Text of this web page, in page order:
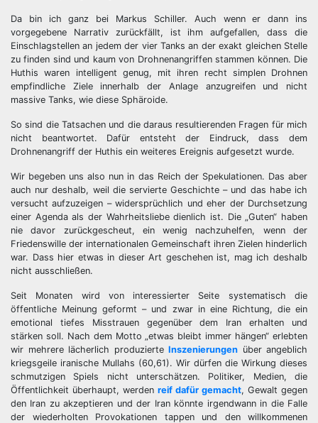
Da bin ich ganz bei Markus Schiller. Auch wenn er dann ins
vorgegebene Narrativ zurückfällt, ist ihm aufgefallen, dass die
Einschlagstellen an jedem der vier Tanks an der exakt gleichen Stelle
zu finden sind und kaum von Drohnenangriffen stammen können. Die
Huthis waren intelligent genug, mit ihren recht simplen Drohnen
empfindliche Ziele innerhalb der Anlage anzugreifen und nicht
massive Tanks, wie diese Sphäroide.
So sind die Tatsachen und die daraus resultierenden Fragen für mich
nicht beantwortet. Dafür entsteht der Eindruck, dass dem
Drohnenangriff der Huthis ein weiteres Ereignis aufgesetzt wurde.
Wir begeben uns also nun in das Reich der Spekulationen. Das aber
auch nur deshalb, weil die servierte Geschichte – und das habe ich
versucht aufzuzeigen – widersprüchlich und eher der Durchsetzung
einer Agenda als der Wahrheitsliebe dienlich ist. Die „Guten“ haben
nie davor zurückgescheut, ein wenig nachzuhelfen, wenn der
Friedenswille der internationalen Gemeinschaft ihren Zielen hinderlich
war. Dass hier etwas in dieser Art geschehen ist, mag ich deshalb
nicht ausschließen.
Seit Monaten wird von interessierter Seite systematisch die
öffentliche Meinung geformt – und zwar in eine Richtung, die ein
emotional tiefes Misstrauen gegenüber dem Iran erhalten und
stärken soll. Nach dem Motto „etwas bleibt immer hängen“ erlebten
wir mehrere lächerlich produzierte Inszenierungen über angeblich
kriegsgeile iranische Mullahs (60,61). Wir dürfen die Wirkung dieses
schmutzigen Spiels nicht unterschätzen. Politiker, Medien, die
Öffentlichkeit überhaupt, werden reif dafür gemacht, Gewalt gegen
den Iran zu akzeptieren und der Iran könnte irgendwann in die Falle
der wiederholten Provokationen tappen und den willkommenen